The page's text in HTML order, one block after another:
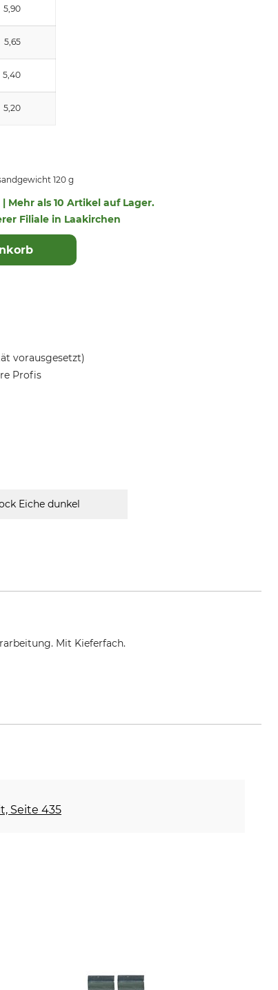
5,90
5,65
5,40
5,20
120 g
Mehr als 10 Artikel auf Lager.
Filiale in Laakirchen
vorausgesetzt)
Profis
Eiche dunkel
Mit Kieferfach.
Seite 435